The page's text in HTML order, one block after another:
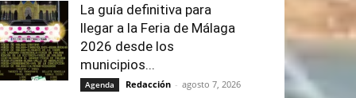
La guía definitiva para
llegar a la Feria de Málaga
2026 desde los
municipios...
Agenda Redacción - agosto 7, 2026